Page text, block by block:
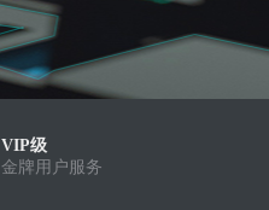
VIP级
金牌用户服务